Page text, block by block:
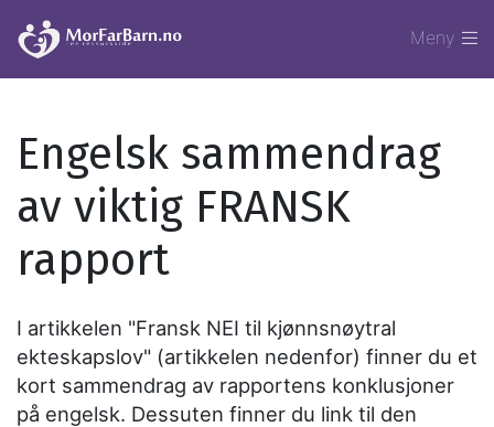
Meny
Engelsk sammendrag
av viktig FRANSK
rapport
I artikkelen "Fransk NEI til kjønnsnøytral
ekteskapslov" (artikkelen nedenfor) finner du et
kort sammendrag av rapportens konklusjoner
på engelsk. Dessuten finner du link til den